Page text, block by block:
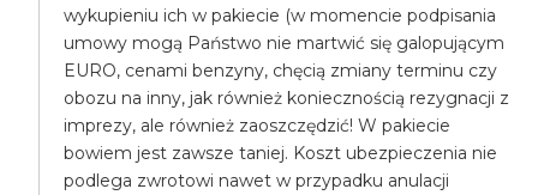
wykupieniu ich w pakiecie (w momencie podpisania
umowy mogą Państwo nie martwić się galopującym
EURO, cenami benzyny, chęcią zmiany terminu czy
obozu na inny, jak również koniecznością rezygnacji z
imprezy, ale również zaoszczędzić! W pakiecie
bowiem jest zawsze taniej. Koszt ubezpieczenia nie
podlega zwrotowi nawet w przypadku anulacji